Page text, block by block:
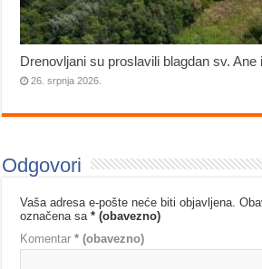
Drenovljani su proslavili blagdan sv.
26. srpnja 2026.
Odgovori
Vaša adresa e-pošte neće biti objavljena.
označena sa* (obavezno)
Komentar* (obavezno)